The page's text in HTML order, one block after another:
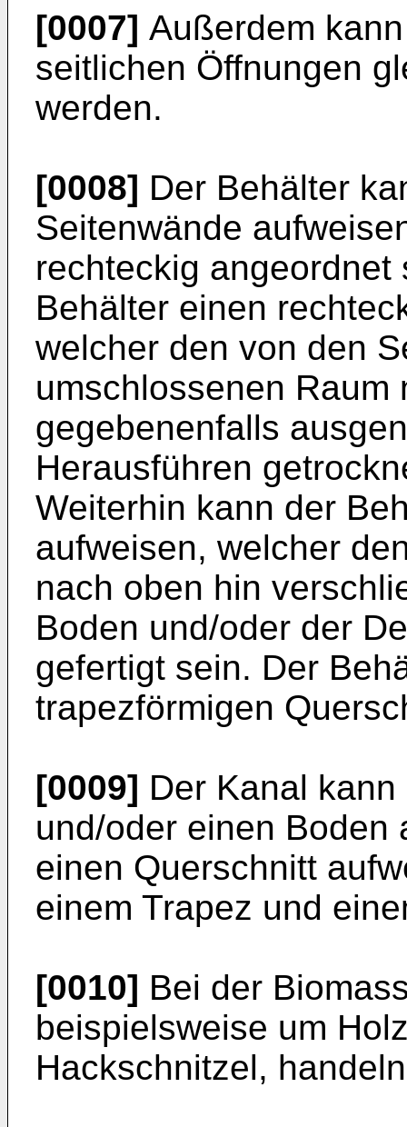
[0007] Außerdem
seitlichen Öffnungen
werden.
[0008] Der Behälter
Seitenwände
rechteckig
Behälter einen
welcher den von den
umschlossenen Raum
gegebenenfalls
Herausführen
Weiterhin kann der
aufweisen, welcher
nach oben hin
Boden und/oder der
gefertigt sein. Der
trapezförmigen
[0009] Der Kanal
und/oder einen Boden
einen Querschnitt
einem Trapez und
[0010] Bei der
beispielsweise um
Hackschnitzel,